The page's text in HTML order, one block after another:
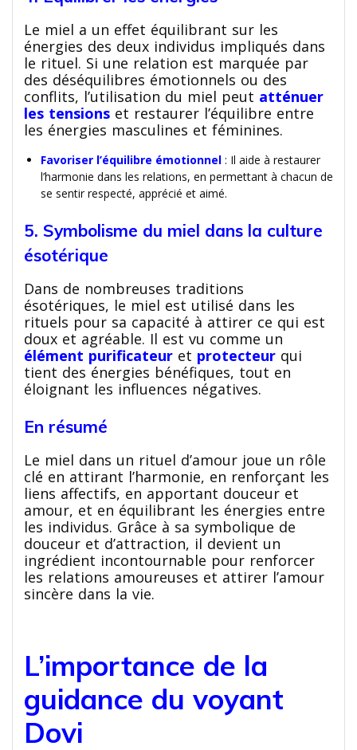
Le miel a un effet équilibrant sur les
énergies des deux individus impliqués dans
le rituel. Si une relation est marquée par
des déséquilibres émotionnels ou des
conflits, l’utilisation du miel peut atténuer
les tensions et restaurer l’équilibre entre
les énergies masculines et féminines.
Favoriser l’équilibre émotionnel : Il aide à restaurer
l’harmonie dans les relations, en permettant à chacun de
se sentir respecté, apprécié et aimé.
5. Symbolisme du miel dans la culture
ésotérique
Dans de nombreuses traditions
ésotériques, le miel est utilisé dans les
rituels pour sa capacité à attirer ce qui est
doux et agréable. Il est vu comme un
élément purificateur et protecteur qui
tient des énergies bénéfiques, tout en
éloignant les influences négatives.
En résumé
Le miel dans un rituel d’amour joue un rôle
clé en attirant l’harmonie, en renforçant les
liens affectifs, en apportant douceur et
amour, et en équilibrant les énergies entre
les individus. Grâce à sa symbolique de
douceur et d’attraction, il devient un
ingrédient incontournable pour renforcer
les relations amoureuses et attirer l’amour
sincère dans la vie.
L’importance de la
guidance du voyant
Dovi